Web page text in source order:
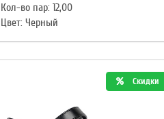
Кол-во пар: 12,00
Цвет: Черный
Скидки